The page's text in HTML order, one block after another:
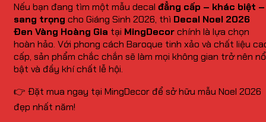
Nếu bạn đang tìm một mẫu decal đẳng cấp – khác biệt –
sang trọng cho Giáng Sinh 2026, thì Decal Noel 2026
Đen Vàng Hoàng Gia tại MingDecorchính là lựa chọn
hoàn hảo. Với phong cách Baroque tinh xảo và chất liệu
cấp, sản phẩm chắc chắn sẽ làm mọi không gian trở nên
bật và đầy khí chất lễ hội.
👉 Đặt mua ngay tại MingDecor để sở hữu mẫu Noel 2026
đẹp nhất năm!